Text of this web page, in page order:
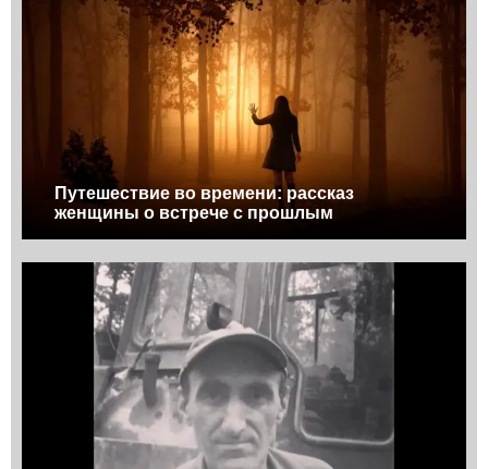
Путешествие во времени: рассказ
женщины о встрече с прошлым